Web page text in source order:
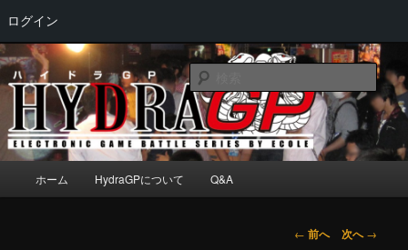
ログイン
メ
イ
ン
ン
テ
ン
HydraGP
Electronic game battle series by ECOLE
検
索
ホーム HydraGPについて Q&A
投
← 前へ 次へ→